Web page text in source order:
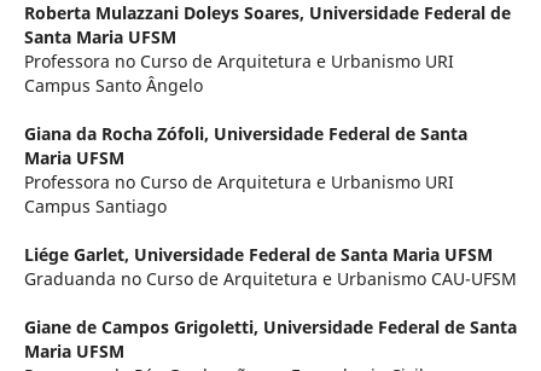
Roberta Mulazzani Doleys Soares, Universidade Federal de
Santa Maria UFSM
Professora no Curso de Arquitetura e Urbanismo URI
Campus Santo Ângelo
Giana da Rocha Zófoli, Universidade Federal de Santa
Maria UFSM
Professora no Curso de Arquitetura e Urbanismo URI
Campus Santiago
Liége Garlet, Universidade Federal de Santa Maria UFSM
Graduanda no Curso de Arquitetura e Urbanismo CAU-UFSM
Giane de Campos Grigoletti, Universidade Federal de Santa
Maria UFSM